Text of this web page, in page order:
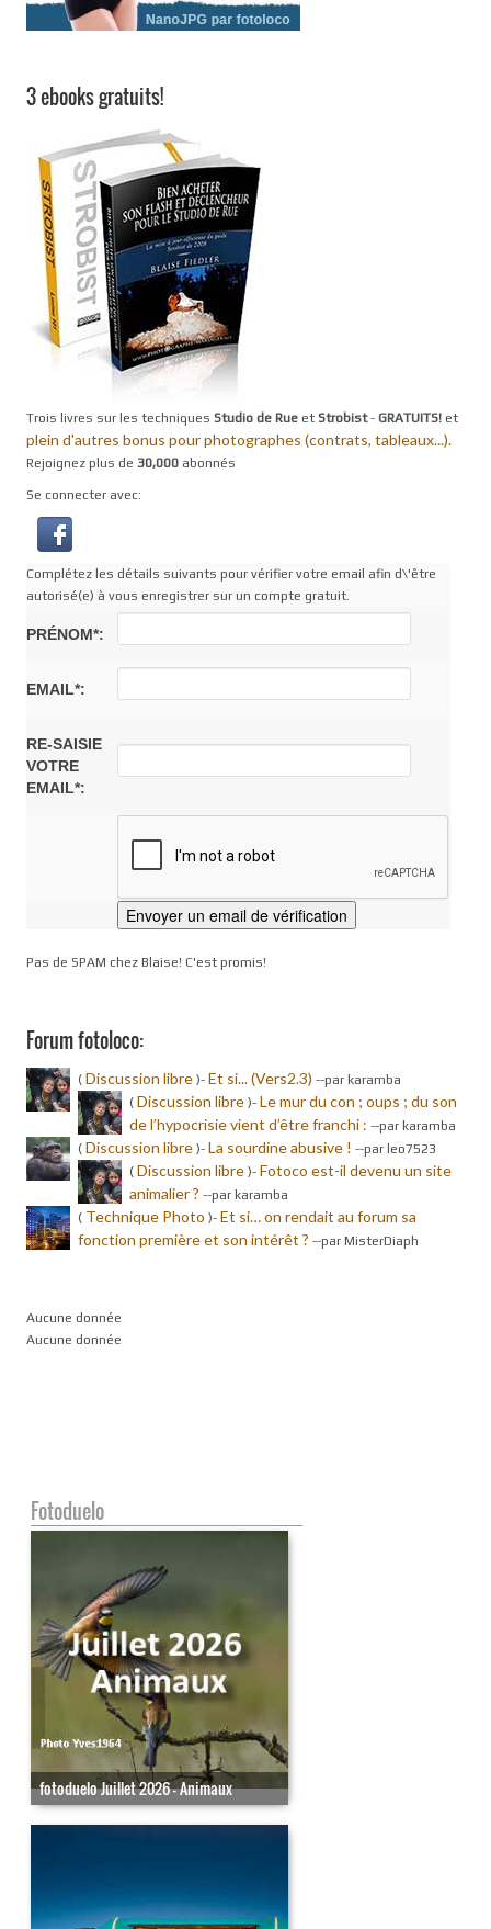
3 ebooks gratuits!
Trois livres sur les techniques Studio de Rue et Strobist- GRATUITS! et
plein d'autres bonus pour photographes (contrats, tableaux...).
Rejoignez plus de 30,000 abonnés
Se connecter avec:
Complétez les détails suivants pour vérifier votre email afin d\'être
autorisé(e) à vous enregistrer sur un compte gratuit.
PRÉNOM*:
EMAIL*:
RE-SAISIE
VOTRE
EMAIL*:
Pas de SPAM chez Blaise! C'est promis!
Forum fotoloco:
( Discussion libre )- Et si... (Vers2.3) --par karamba
( Discussion libre )- Le mur du con ; oups ; du son
de l’hypocrisie vient d’être franchi : --par karamba
( Discussion libre )- La sourdine abusive ! --par leo7523
( Discussion libre )- Fotoco est-il devenu un site
animalier ? --par karamba
( Technique Photo )- Et si… on rendait au forum sa
fonction première et son intérêt ? --par MisterDiaph
Aucune donnée
Aucune donnée
Fotoduelo
fotoduelo Juillet 2026 - Animaux